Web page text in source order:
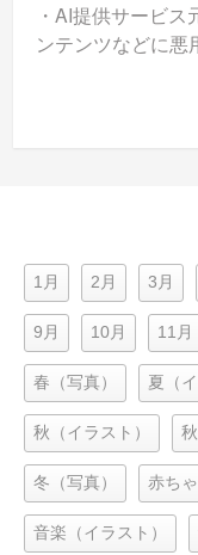
・AI提供サービ
ンテンツなどに悪
1月 2月 3月
9月 10月 11月
春（写真） 夏（
秋（イラスト）
冬（写真） 赤ち
音楽（イラスト）